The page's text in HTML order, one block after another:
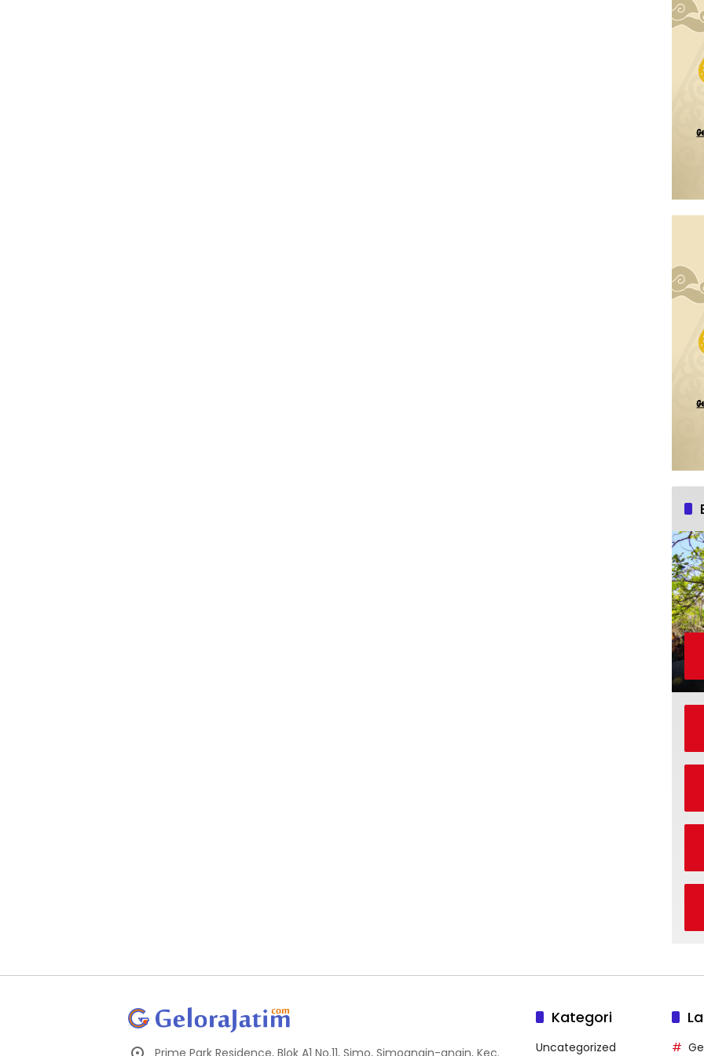
Kategori
Uncategorized